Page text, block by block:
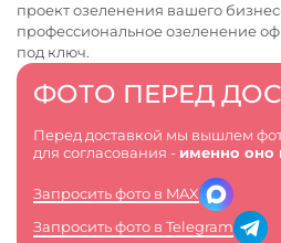
ФОТО ПЕРЕД
Перед доставкой мы вышлем
для согласования - именно оно
Запросить фото в MAX
Запросить фото в Telegram
проект озеленения вашего
профессиональноеозеленение
под ключ.